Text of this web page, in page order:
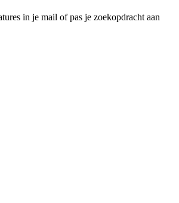
in je mail of pas je zoekopdracht aan